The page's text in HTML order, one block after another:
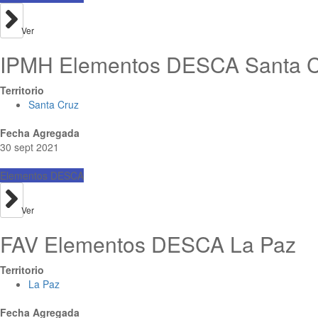
Ver
IPMH Elementos DESCA Santa
Territorio
Santa Cruz
Fecha Agregada
30 sept 2021
Elementos DESCA
Ver
FAV Elementos DESCA La Paz
Territorio
La Paz
Fecha Agregada